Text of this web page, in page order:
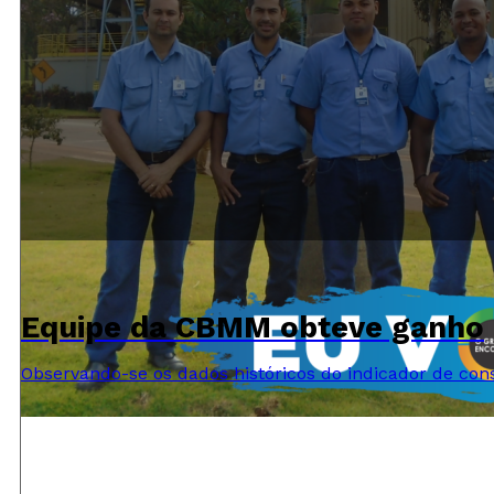
Equipe da CBMM obteve ganho
Observando-se os dados históricos do indicador de